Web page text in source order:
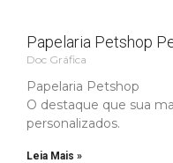
Papelaria Petshop
Doc Gráfica
Papelaria Petshop
O destaque que sua
personalizados.
Leia Mais »